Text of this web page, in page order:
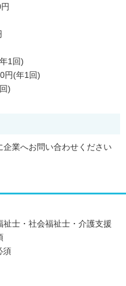
1回)
円(年1回)
)
業へお問い合わせください
士・社会福祉士・介護支援
須